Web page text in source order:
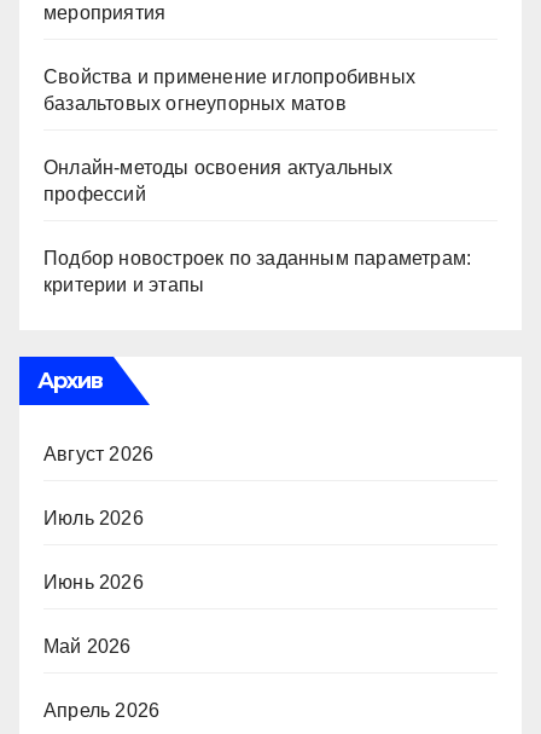
мероприятия
Свойства и применение иглопробивных
базальтовых огнеупорных матов
Онлайн-методы освоения актуальных
профессий
Подбор новостроек по заданным параметрам:
критерии и этапы
Архив
Август 2026
Июль 2026
Июнь 2026
Май 2026
Апрель 2026